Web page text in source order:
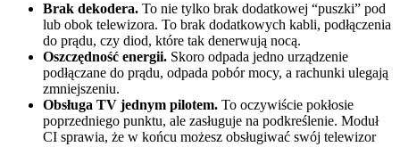
Brak dekodera. To nie tylko brak dodatkowej “puszki” pod
lub obok telewizora. To brak dodatkowych kabli, podłączenia
do prądu, czy diod, które tak denerwują nocą.
Oszczędność energii. Skoro odpada jedno urządzenie
podłączane do prądu, odpada pobór mocy, a rachunki ulegają
zmniejszeniu.
Obsługa TV jednym pilotem. To oczywiście pokłosie
poprzedniego punktu, ale zasługuje na podkreślenie. Moduł
CI sprawia, że w końcu możesz obsługiwać swój telewizor